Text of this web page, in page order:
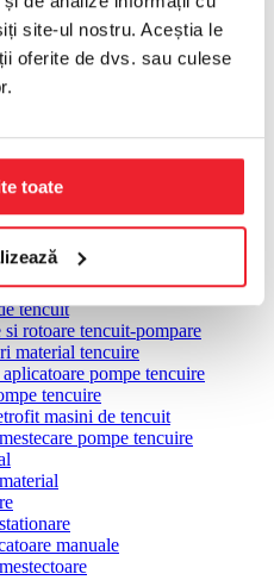
site-ul nostru. Aceștia le
oferite de dvs. sau culese
toate
finisare
monodisc multifunctionale
finisare beton
elicopterizare
pardoseli
slefuire
pereti tip girafa
material
pompare material
tencuit
si rotoare tencuit-pompare
material tencuire
pompe tencuire
tencuire
masini de tencuit
pompe tencuire
manuale